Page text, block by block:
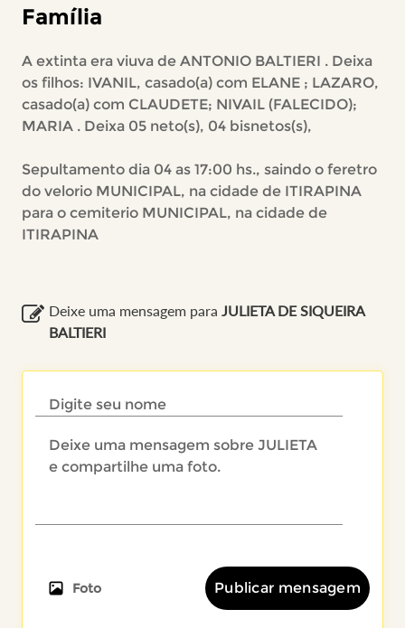
Família
A extinta era viuva de ANTONIO BALTIERI . Deixa
os filhos: IVANIL, casado(a) com ELANE ; LAZARO,
casado(a) com CLAUDETE; NIVAIL (FALECIDO);
MARIA . Deixa 05 neto(s), 04 bisnetos(s),
Sepultamento dia 04 as 17:00 hs., saindo o feretro
do velorio MUNICIPAL, na cidade de ITIRAPINA
para o cemiterio MUNICIPAL, na cidade de
ITIRAPINA
Deixe uma mensagem para JULIETA DE SIQUEIRA
BALTIERI
Foto Publicar mensagem